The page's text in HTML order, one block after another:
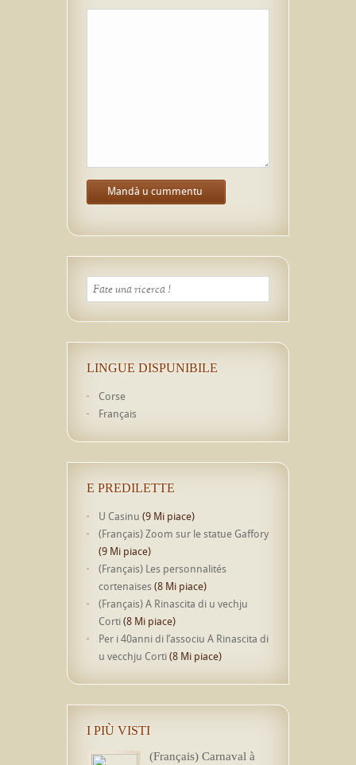
LINGUE DISPUNIBILE
Corse
Français
E PREDILETTE
U Casinu (9 Mi piace)
(Français) Zoom sur le statue Gaffory
(9 Mi piace)
(Français) Les personnalités
cortenaises (8 Mi piace)
(Français) A Rinascita di u vechju
Corti(8 Mi piace)
Per i 40anni di l’associu A Rinascita di
u vecchju Corti(8 Mi piace)
I PIÙ VISTI
(Français) Carnaval à